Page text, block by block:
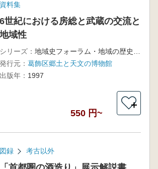
資料集
6世紀における房総と武蔵の交流と
域性
シリーズ：
発行元： 葛飾区郷土と天文の博物館
出版年： 1997
550 円~
＋
図録 考古以外